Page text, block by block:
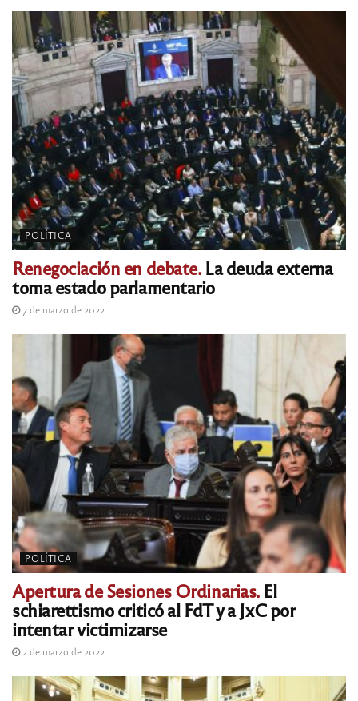
POLÍTICA
Renegociación en debate.La deuda externa
toma estado parlamentario
7 de marzo de 2022
POLÍTICA
Apertura de Sesiones Ordinarias.El
schiarettismo criticó al FdT y a JxC por
intentar victimizarse
2 de marzo de 2022